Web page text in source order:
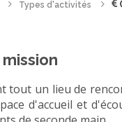
Types d'activités
tout un lieu de
d'accueil et